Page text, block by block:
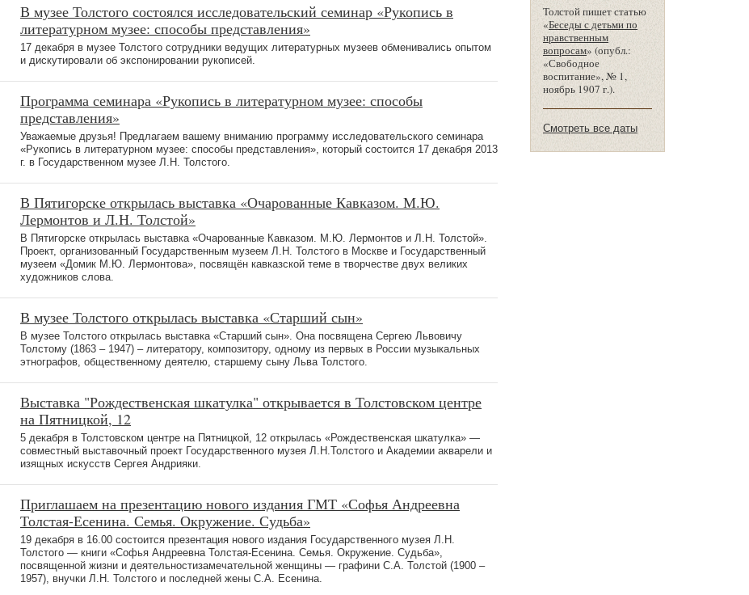
В музее Толстого состоялся исследовательский семинар «Рукопись в
литературном музее: способы представления»
17 декабря в музее Толстого сотрудники ведущих литературных музеев обменивались опытом
и дискутировали об экспонировании рукописей.
Программа семинара «Рукопись в литературном музее: способы
представления»
Уважаемые друзья! Предлагаем вашему вниманию программу исследовательского семинара
«Рукопись в литературном музее: способы представления», который состоится 17 декабря 2013
г. в Государственном музее Л.Н. Толстого.
В Пятигорске открылась выставка «Очарованные Кавказом. М.Ю.
Лермонтов и Л.Н. Толстой»
В Пятигорске открылась выставка «Очарованные Кавказом. М.Ю. Лермонтов и Л.Н. Толстой».
Проект, организованный Государственным музеем Л.Н. Толстого в Москве и Государственный
музеем «Домик М.Ю. Лермонтова», посвящён кавказской теме в творчестве двух великих
художников слова.
В музее Толстого открылась выставка «Старший сын»
В музее Толстого открылась выставка «Старший сын». Она посвящена Сергею Львовичу
Толстому (1863 – 1947) – литератору, композитору, одному из первых в России музыкальных
этнографов, общественному деятелю, старшему сыну Льва Толстого.
Выставка "Рождественская шкатулка" открывается в Толстовском центре
на Пятницкой, 12
5 декабря в Толстовском центре на Пятницкой, 12 открылась «Рождественская шкатулка» —
совместный выставочный проект Государственного музея Л.Н.Толстого и Академии акварели и
изящных искусств Сергея Андрияки.
Приглашаем на презентацию нового издания ГМТ «Софья Андреевна
Толстая-Есенина. Семья. Окружение. Судьба»
19 декабря в 16.00 состоится презентация нового издания Государственного музея Л.Н.
Толстого — книги «Софья Андреевна Толстая-Есенина. Семья. Окружение. Судьба»,
посвященной жизни и деятельностизамечательной женщины — графини С.А. Толстой (1900 –
1957), внучки Л.Н. Толстого и последней жены С.А. Есенина.
Толстой пишет статью
«Беседы с детьми по
нравственным
вопросам» (опубл.:
«Свободное
воспитание», № 1,
ноябрь 1907 г.).
Смотреть все даты